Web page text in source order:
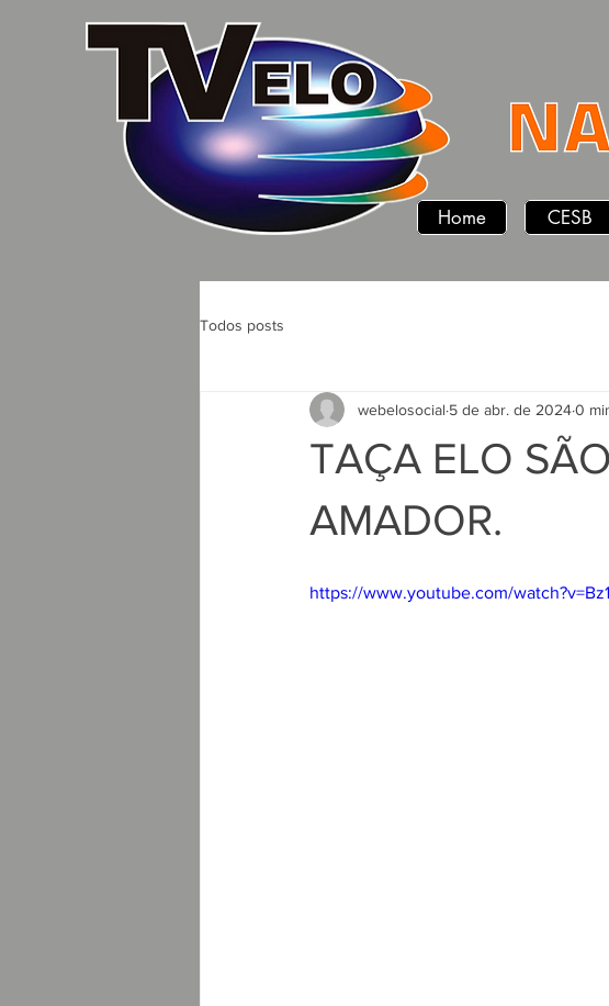
Home CESB
Todos posts
TAÇA ELO
AMADOR.
webelosocial 5 de abr. de 20240
https://www.youtube.com/